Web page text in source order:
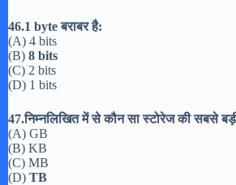
46.1 byte बराबर है:
(A) 4 bits
(B) 8 bits
(C) 2 bits
(D) 1 bits
47.निम्नलिखित में से कौन सा स्टोरेज की सबसे
(A) GB
(B) KB
(C) MB
(D) TB